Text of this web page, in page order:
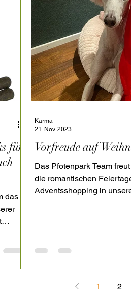
für
das
Vorfreude auf
Das Pfotenpark Team
die romantischen
Adventsshopping in
Karma
21. Nov. 2023
1 2